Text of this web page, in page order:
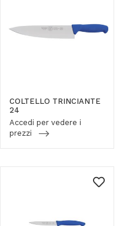
COLTELLO TRINCIANTE
24
Accedi per vedere i
prezzi